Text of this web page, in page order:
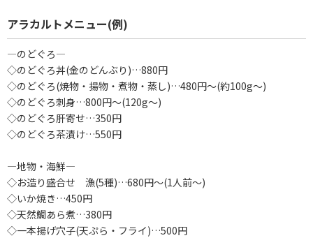
アラカルトメニュー(例)
―のどぐろ―
◇のどぐろ丼(金のどんぶり)…880円
◇のどぐろ(焼物・揚物・煮物・蒸し)…480円～(約100g～)
◇のどぐろ刺身…800円～(120g～)
◇のどぐろ肝寄せ…350円
◇のどぐろ茶漬け…550円
―地物・海鮮―
◇お造り盛合せ 漁(5種)…680円～(1人前～)
◇いか焼き…450円
◇天然鯛あら煮…380円
◇一本揚げ穴子(天ぷら・フライ)…500円